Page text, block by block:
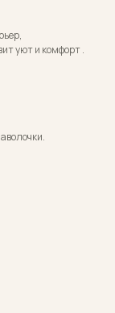
уют и комфорт .